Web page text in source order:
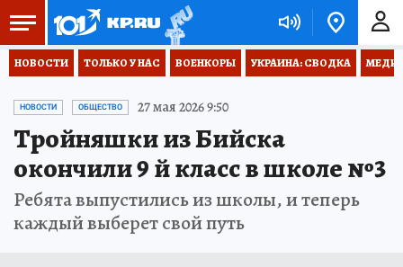
НОВОСТИ ТОЛЬКО У НАС ВОЕНКОРЫ УКРАИНА: СВОДКА
НОВОСТИ ОБЩЕСТВО 27 мая 2026 9:50
Тройняшки из Бийска
окончили 9 й класс в школе №3
Ребята выпустились из школы, и теперь
каждый выберет свой путь